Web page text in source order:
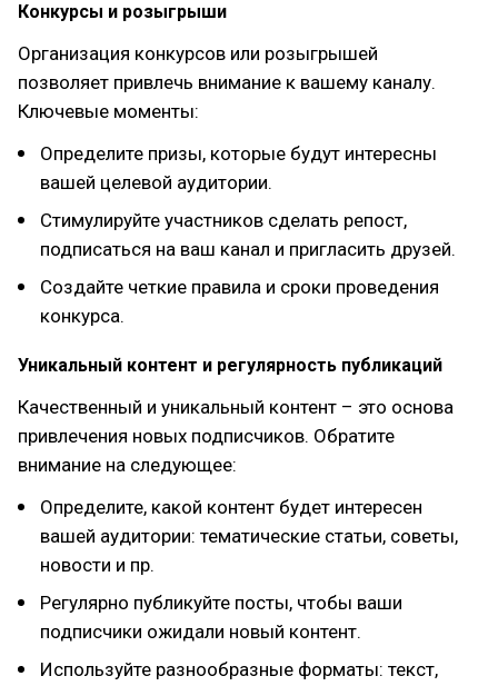
Конкурсы и розыгрыши
Организация конкурсов или розыгрышей
позволяет привлечь внимание к вашему каналу.
Ключевые моменты:
Определите призы, которые будут интересны
вашей целевой аудитории.
Стимулируйте участников сделать репост,
подписаться на ваш канал и пригласить друзей.
Создайте четкие правила и сроки проведения
конкурса.
Уникальный контент и регулярность публикаций
Качественный и уникальный контент – это основа
привлечения новых подписчиков. Обратите
внимание на следующее:
Определите, какой контент будет интересен
вашей аудитории: тематические статьи, советы,
новости и пр.
Регулярно публикуйте посты, чтобы ваши
подписчики ожидали новый контент.
Используйте разнообразные форматы: текст,